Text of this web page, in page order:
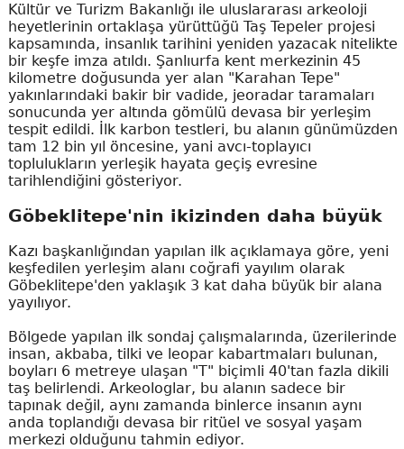
Kültür ve Turizm Bakanlığı ile uluslararası arkeoloji
heyetlerinin ortaklaşa yürüttüğü Taş Tepeler projesi
kapsamında, insanlık tarihini yeniden yazacak nitelikte
bir keşfe imza atıldı. Şanlıurfa kent merkezinin 45
kilometre doğusunda yer alan "Karahan Tepe"
yakınlarındaki bakir bir vadide, jeoradar taramaları
sonucunda yer altında gömülü devasa bir yerleşim
tespit edildi. İlk karbon testleri, bu alanın günümüzden
tam 12 bin yıl öncesine, yani avcı-toplayıcı
toplulukların yerleşik hayata geçiş evresine
tarihlendiğini gösteriyor.
Göbeklitepe'nin ikizinden daha büyük
Kazı başkanlığından yapılan ilk açıklamaya göre, yeni
keşfedilen yerleşim alanı coğrafi yayılım olarak
Göbeklitepe'den yaklaşık 3 kat daha büyük bir alana
yayılıyor.
Bölgede yapılan ilk sondaj çalışmalarında, üzerilerinde
insan, akbaba, tilki ve leopar kabartmaları bulunan,
boyları 6 metreye ulaşan "T" biçimli 40'tan fazla dikili
taş belirlendi. Arkeologlar, bu alanın sadece bir
tapınak değil, aynı zamanda binlerce insanın aynı
anda toplandığı devasa bir ritüel ve sosyal yaşam
merkezi olduğunu tahmin ediyor.